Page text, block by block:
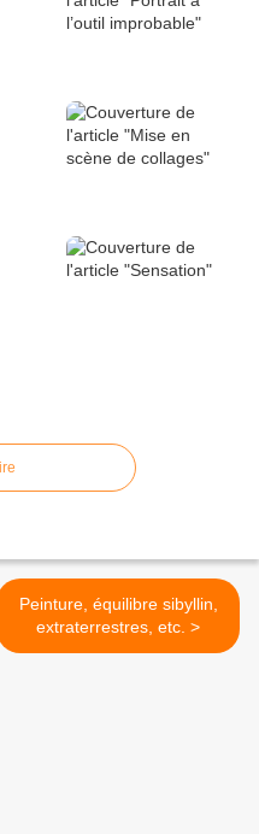
Peinture, équilibre sibyllin,
extraterrestres, etc. >